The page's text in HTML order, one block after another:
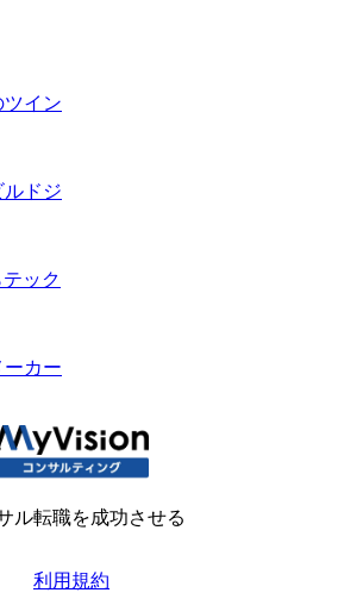
イン
ドジ
ック
カー
ル転職を成功させる
利用規約